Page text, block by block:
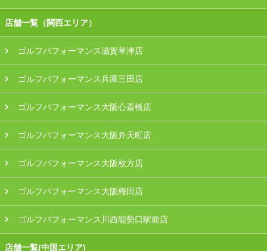
店舗一覧（関西エリア）
ゴルフパフォーマンス滋賀草津店
ゴルフパフォーマンス兵庫三田店
ゴルフパフォーマンス大阪心斎橋店
ゴルフパフォーマンス大阪弁天町店
ゴルフパフォーマンス大阪枚方店
ゴルフパフォーマンス大阪梅田店
ゴルフパフォーマンス川西能勢口駅前店
店舗一覧(中国エリア)